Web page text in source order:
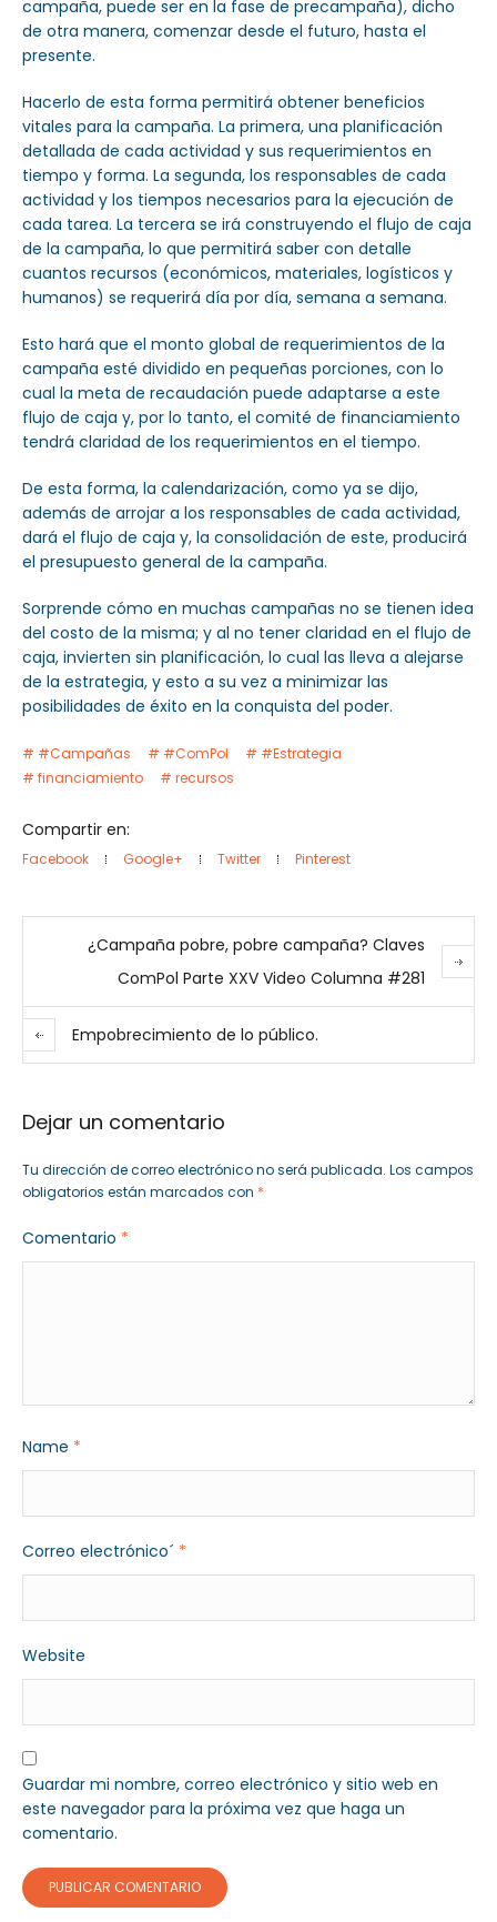
campaña, puede ser en la fase de precampaña), dicho
de otra manera, comenzar desde el futuro, hasta el
presente.
Hacerlo de esta forma permitirá obtener beneficios
vitales para la campaña. La primera, una planificación
detallada de cada actividad y sus requerimientos en
tiempo y forma. La segunda, los responsables de cada
actividad y los tiempos necesarios para la ejecución de
cada tarea. La tercera se irá construyendo el flujo de caja
de la campaña, lo que permitirá saber con detalle
cuantos recursos (económicos, materiales, logísticos y
humanos) se requerirá día por día, semana a semana.
Esto hará que el monto global de requerimientos de la
campaña esté dividido en pequeñas porciones, con lo
cual la meta de recaudación puede adaptarse a este
flujo de caja y, por lo tanto, el comité de financiamiento
tendrá claridad de los requerimientos en el tiempo.
De esta forma, la calendarización, como ya se dijo,
además de arrojar a los responsables de cada actividad,
dará el flujo de caja y, la consolidación de este, producirá
el presupuesto general de la campaña.
Sorprende cómo en muchas campañas no se tienen idea
del costo de la misma; y al no tener claridad en el flujo de
caja, invierten sin planificación, lo cual las lleva a alejarse
de la estrategia, y esto a su vez a minimizar las
posibilidades de éxito en la conquista del poder.
#Campañas #ComPol
#Estrategia
financiamiento
recursos
Compartir en:
Facebook Google+ Twitter Pinterest
¿Campaña pobre, pobre campaña? Claves
ComPol Parte XXV Video Columna #281
Empobrecimiento de lo público.
Dejar un comentario
Tu dirección de correo electrónico no será publicada. Los campos
obligatorios están marcados con *
Comentario *
Name *
Correo electrónico´ *
Website
Guardar mi nombre, correo electrónico y sitio web en
este navegador para la próxima vez que haga un
comentario.